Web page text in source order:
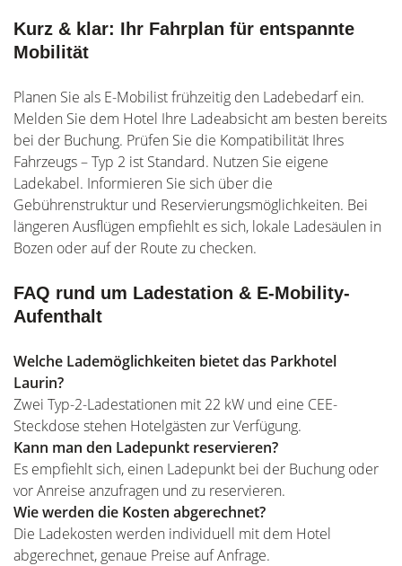
Kurz & klar: Ihr Fahrplan für entspannte
Mobilität
Planen Sie als E-Mobilist frühzeitig den Ladebedarf ein.
Melden Sie dem Hotel Ihre Ladeabsicht am besten bereits
bei der Buchung. Prüfen Sie die Kompatibilität Ihres
Fahrzeugs – Typ 2 ist Standard. Nutzen Sie eigene
Ladekabel. Informieren Sie sich über die
Gebührenstruktur und Reservierungsmöglichkeiten. Bei
längeren Ausflügen empfiehlt es sich, lokale Ladesäulen in
Bozen oder auf der Route zu checken.
FAQ rund um Ladestation & E-Mobility-
Aufenthalt
Welche Lademöglichkeiten bietet das Parkhotel
Laurin?
Zwei Typ-2-Ladestationen mit 22 kW und eine CEE-
Steckdose stehen Hotelgästen zur Verfügung.
Kann man den Ladepunkt reservieren?
Es empfiehlt sich, einen Ladepunkt bei der Buchung oder
vor Anreise anzufragen und zu reservieren.
Wie werden die Kosten abgerechnet?
Die Ladekosten werden individuell mit dem Hotel
abgerechnet, genaue Preise auf Anfrage.